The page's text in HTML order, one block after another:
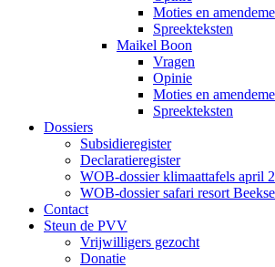
Moties en
Spreekteksten
Maikel Boon
Vragen
Opinie
Moties en
Spreekteksten
Dossiers
Subsidieregister
Declaratieregister
WOB-dossier klimaattafels april
WOB-dossier safari resort
Contact
Steun de PVV
Vrijwilligers gezocht
Donatie